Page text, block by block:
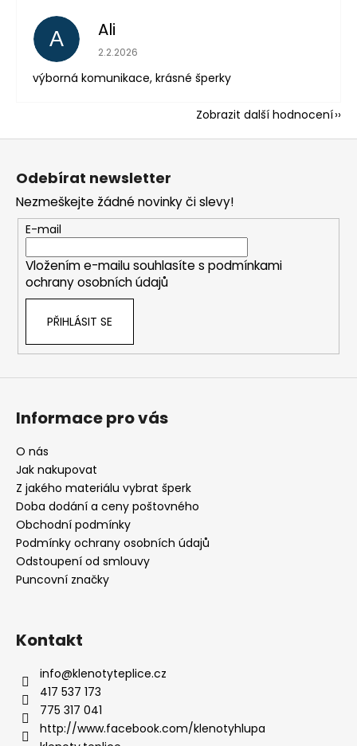
A Ali
Hodnocení obchodu je 5 z 5 hvězdiček.
2.2.2026
výborná komunikace, krásné šperky
Zobrazit další hodnocení
Z
Odebírat newsletter
Nezmeškejte žádné novinky či slevy!
E-mail
Vložením e-mailu souhlasíte s podmínkami
ochrany osobních údajů
PŘIHLÁSIT SE
Informace pro vás
O nás
Jak nakupovat
Z jakého materiálu vybrat šperk
Doba dodání a ceny poštovného
Obchodní podmínky
Podmínky ochrany osobních údajů
Odstoupení od smlouvy
Puncovní značky
Kontakt
info@klenotyteplice.cz
417 537 173
775 317 041
http://www.facebook.com/klenotyhlupa